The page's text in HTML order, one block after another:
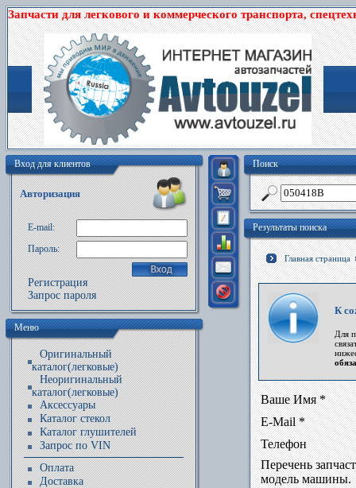
Запчасти для легкового и коммерческого транспорта,
Вход для клиентов
Авторизация
E-mail:
Пароль:
Регистрация
Запрос пароля
Меню
Оригинальный
каталог(легковые)
Неоригинальный
каталог(легковые)
Аксессуары
Каталог стекол
Каталог глушителей
Запрос по VIN
Оплата
Доставка
Поиск
Результаты поиска
Главная страница
К
Для
Ваше Имя *
E-Mail *
Телефон
Перечень
модель машины.